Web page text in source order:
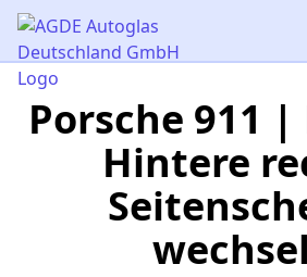
AGDE Autoglas Deutschland GmbH
Porsche 911 |
Hintere